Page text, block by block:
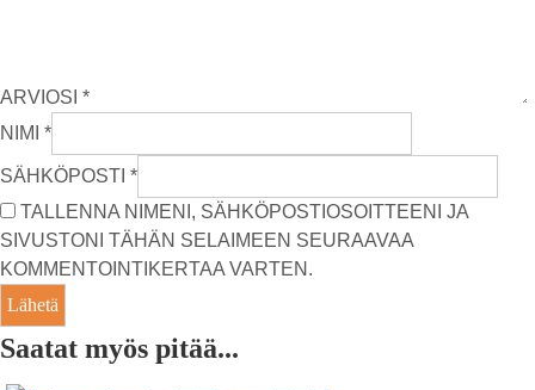
ARVIOSI *
NIMI *
SÄHKÖPOSTI *
TALLENNA NIMENI, SÄHKÖPOSTIOSOITTEENI JA
SIVUSTONI TÄHÄN SELAIMEEN SEURAAVAA
KOMMENTOINTIKERTAA VARTEN.
Saatat myös pitää...